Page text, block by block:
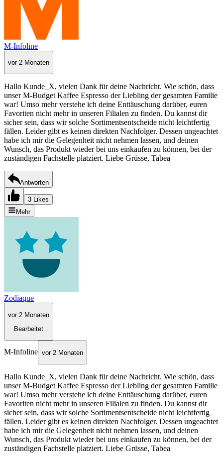
M-Infoline
vor 2 Monaten
Hallo Kunde_X, vielen Dank für deine Nachricht. Wie schön, dass
unser M-Budget Kaffee Espresso der Liebling der gesamten Familie
war! Umso mehr verstehe ich deine Enttäuschung darüber, euren
Favoriten nicht mehr in unseren Filialen zu finden. Du kannst dir
sicher sein, dass wir solche Sortimentsentscheide nicht leichtfertig
fällen. Leider gibt es keinen direkten Nachfolger. Dessen ungeachtet
habe ich mir die Gelegenheit nicht nehmen lassen, und deinen
Wunsch, das Produkt wieder bei uns einkaufen zu können, bei der
zuständigen Fachstelle platziert. Liebe Grüsse, Tabea
Antworten
3 Likes
Mehr
Zodiaque
vor 2 Monaten
Bearbeitet
M-Infoline vor 2 Monaten
Hallo Kunde_X, vielen Dank für deine Nachricht. Wie schön, dass
unser M-Budget Kaffee Espresso der Liebling der gesamten Familie
war! Umso mehr verstehe ich deine Enttäuschung darüber, euren
Favoriten nicht mehr in unseren Filialen zu finden. Du kannst dir
sicher sein, dass wir solche Sortimentsentscheide nicht leichtfertig
fällen. Leider gibt es keinen direkten Nachfolger. Dessen ungeachtet
habe ich mir die Gelegenheit nicht nehmen lassen, und deinen
Wunsch, das Produkt wieder bei uns einkaufen zu können, bei der
zuständigen Fachstelle platziert. Liebe Grüsse, Tabea